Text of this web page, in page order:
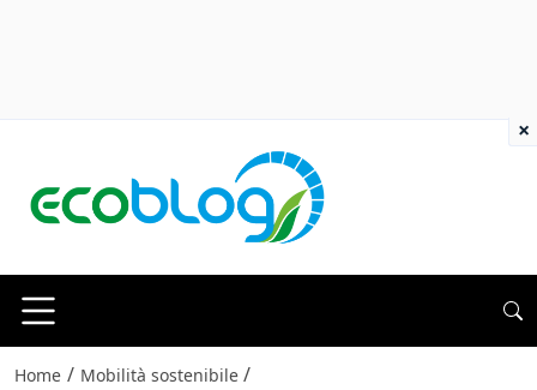
Home / Mobilità sostenibile /
×